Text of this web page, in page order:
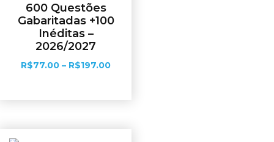
600 Questões
Gabaritadas +100
Inéditas –
2026/2027
R$77.00 – R$197.00